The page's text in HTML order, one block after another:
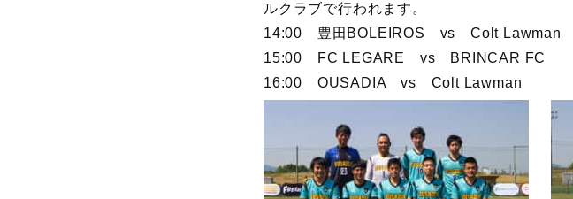
ルクラブで行われます。
14:00 豊田BOLEIROS vs Colt Lawman
15:00 FC LEGARE vs BRINCAR FC
16:00 OUSADIA vs Colt Lawman